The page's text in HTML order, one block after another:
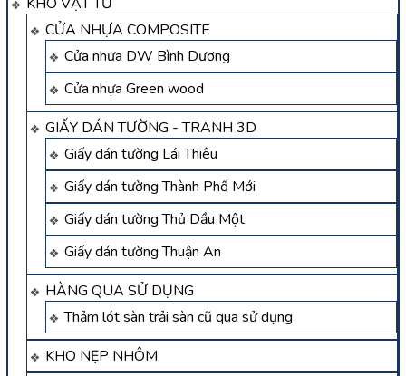
CỬA NHỰA COMPOSITE
Cửa nhựa DW Bình Dương
Cửa nhựa Green wood
GIẤY DÁN TƯỜNG - TRANH 3D
Giấy dán tường Lái Thiêu
Giấy dán tường Thành Phố Mới
Giấy dán tường Thủ Dầu Một
Giấy dán tường Thuận An
HÀNG QUA SỬ DỤNG
Thảm lót sàn trải sàn cũ qua sử dụng
KHO NẸP NHÔM